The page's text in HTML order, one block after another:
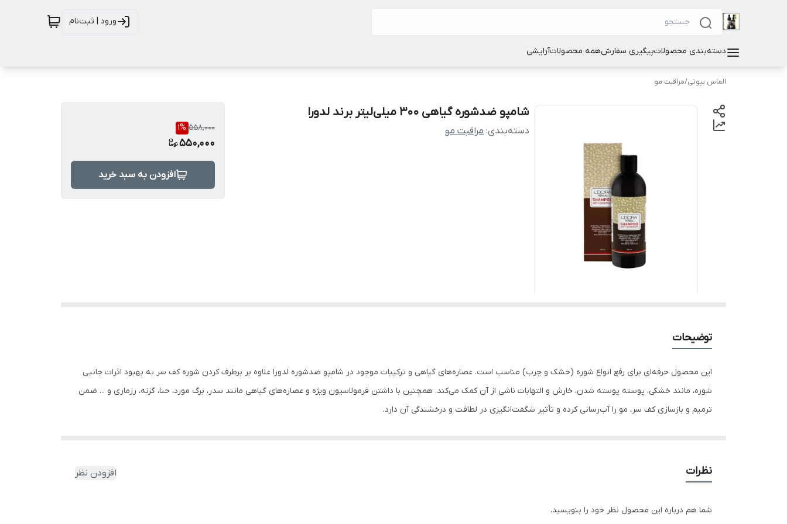
ورود | ثبت‌نام
دسته‌بندی محصولاتپیگیری سفارشهمه محصولاتآرایشی
الماس بیوتی/مراقبت مو
شامپو ضدشوره گیاهی 300 میلی‌لیتر برند لدورا
دسته‌بندی: مراقبت مو 558,000
1%
550,000
افزودن به سبد خرید
توضیحات
این محصول حرفه‌ای برای رفع انواع شوره (خشک و چرب) مناسب است. عصاره‌های گیاهی و ترکیبات موجود در شامپو ضدشوره لدورا علاوه بر برطرف کردن شوره کف سر به بهبود اثرات جانبی
شوره، مانند خشکی، پوسته‌‌ پوسته‌ شدن، خارش و التهابات ناشی از آن کمک می‌کند. همچنین با داشتن فرمولاسیون ویژه و عصاره‌های گیاهی مانند سدر، برگ مورد، حنا، گزنه، رزماری و ... ضمن
ترمیم و بازسازی کف سر، مو را آب‌رسانی کرده و تأثیر شگفت‌انگیزی در لطافت و درخشندگی آن دارد.
نظرات افزودن نظر
شما هم درباره این محصول نظر خود را بنویسید.